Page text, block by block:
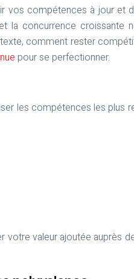
la concurrence croissante
comment rester
pour se perfectionner.
les compétences les plus
valeur ajoutée auprès